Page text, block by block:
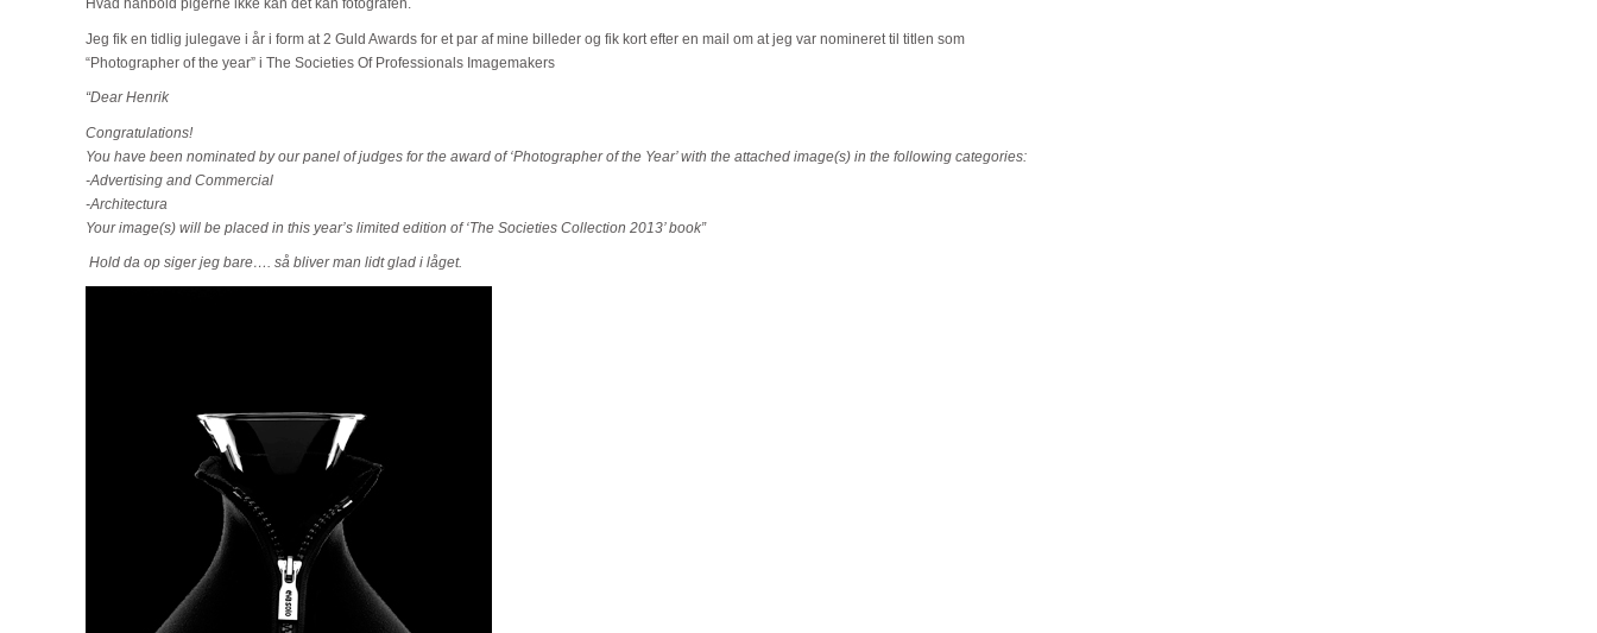
Hvad hånbold pigerne ikke kan det kan fotografen.
Jeg fik en tidlig julegave i år i form at 2 Guld Awards for et par af mine billeder og fik kort efter en mail om at jeg var nomineret til titlen som
“Photographer of the year” i The Societies Of Professionals Imagemakers
“Dear Henrik
Congratulations!
You have been nominated by our panel of judges for the award of ‘Photographer of the Year’ with the attached image(s) in the following categories:
-Advertising and Commercial
-Architectura
Your image(s) will be placed in this year’s limited edition of ‘The Societies Collection 2013’ book”
Hold da op siger jeg bare…. så bliver man lidt glad i låget.